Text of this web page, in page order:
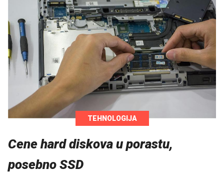
TEHNOLOGIJA
Cene hard diskova u porastu,
posebno SSD